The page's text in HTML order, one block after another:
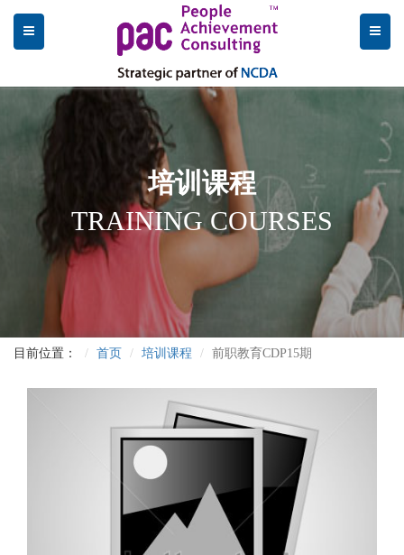
培训课程
TRAINING COURSES
目前位置： 首页 培训课程 前职教育CDP15期